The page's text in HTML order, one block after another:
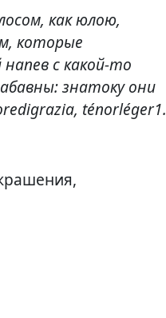
как юлою,
которые
с какой-то
знатоку они
ténorléger1.